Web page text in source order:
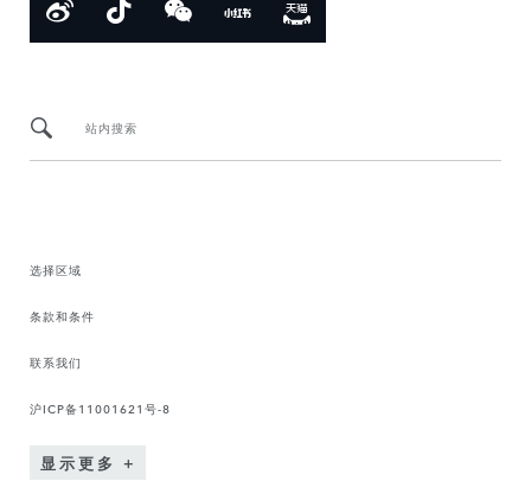
站内搜索
选择区域
条款和条件
联系我们
沪ICP备11001621号-8
显示更多